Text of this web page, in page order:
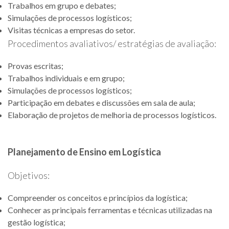
Trabalhos em grupo e debates;
Simulações de processos logísticos;
Visitas técnicas a empresas do setor.
Procedimentos avaliativos/ estratégias de avaliação:
Provas escritas;
Trabalhos individuais e em grupo;
Simulações de processos logísticos;
Participação em debates e discussões em sala de aula;
Elaboração de projetos de melhoria de processos logísticos.
Planejamento de Ensino em Logística
Objetivos:
Compreender os conceitos e princípios da logística;
Conhecer as principais ferramentas e técnicas utilizadas na
gestão logística;